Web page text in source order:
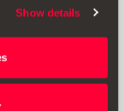
Show details
σας όταν